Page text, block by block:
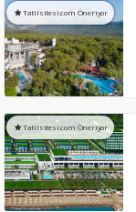
Tatilsitesi.com Öneriyor
Tatilsitesi.com Öneriyor